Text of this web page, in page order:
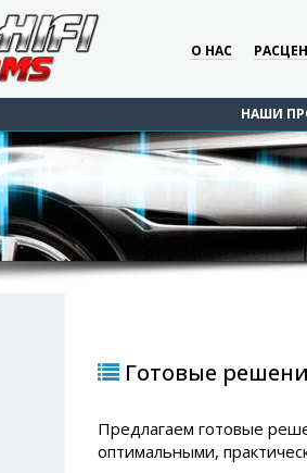
О НАС
НАШИ
Готовые
Предлагаем готовые
оптимальными,